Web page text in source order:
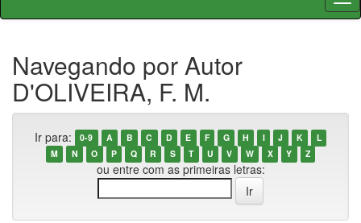
Navegando por Autor
D'OLIVEIRA, F. M.
Ir para: 0-9 A B C D E F G H I J K
L
M
N O P Q R S T U V W X Y Z
ou entre com as primeiras letras: